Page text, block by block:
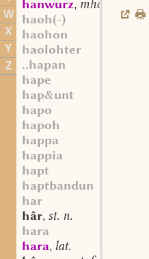
W
X
Y
Z
hanwurz, mhd. st. f.
haoh(-)
haohon
haolohter
..hapan
hape
hap&unt
hapo
hapoh
happa
happia
hapt
haptbandun
har
hâr, st. n.
hara
hara, lat.